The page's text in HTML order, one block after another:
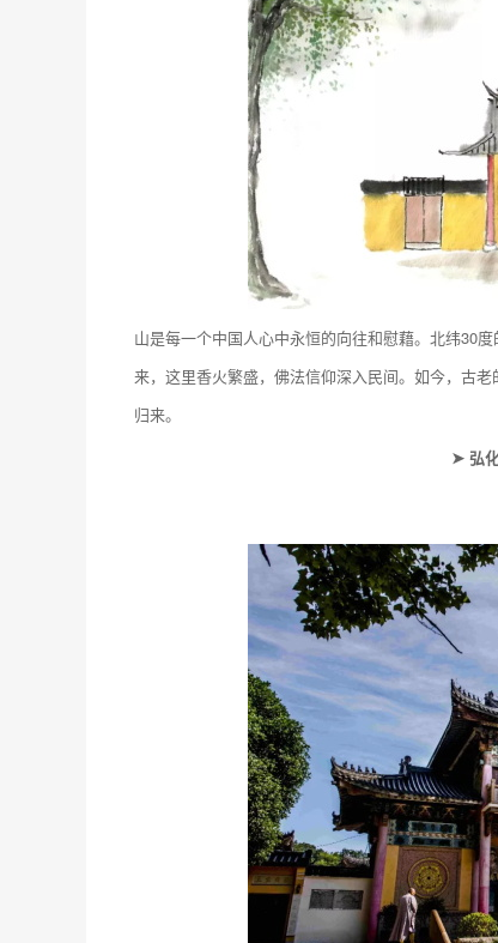
山是每一个中国人心中永恒的向往和慰藉。北纬30
来，这里香火繁盛，佛法信仰深入民间。如今，古
归来。
➤ 弘